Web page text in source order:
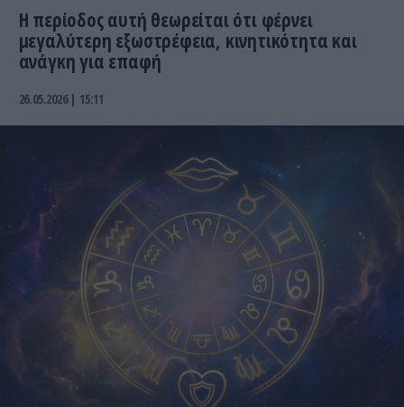
Η περίοδος αυτή θεωρείται ότι φέρνει
μεγαλύτερη εξωστρέφεια, κινητικότητα και
ανάγκη για επαφή
26.05.2026 | 15:11